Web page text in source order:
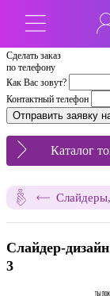
Сделать заказ
по телефону
Как Вас зовут?
Контактный телефон
Каталог
Слайдер-
3